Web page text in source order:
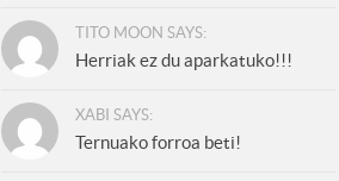
TITO MOON SAYS:
Herriak ez du aparkatuko!!!
XABI SAYS:
Ternuako forroa beti!